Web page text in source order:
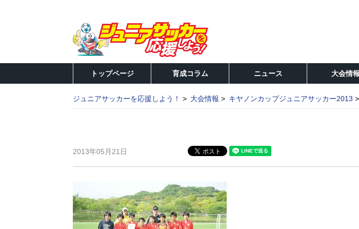
トップページ 育成コラム ニュース 大会情報
ジュニアサッカーを応援しよう！ 大会情報 キヤノンカップジュニアサッカー2013
2013年05月21日